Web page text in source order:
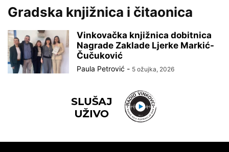
Gradska knjižnica i čitaonica
Vinkovačka knjižnica dobitnica
Nagrade Zaklade Ljerke Markić-
Čučuković
Paula Petrović - 5 ožujka, 2026